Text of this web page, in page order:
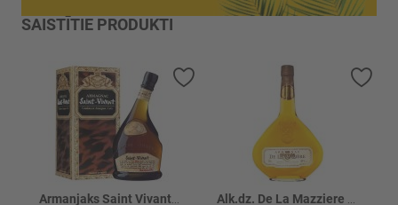
SAISTĪTIE PRODUKTI
Pievienot vēlmju sarakstam